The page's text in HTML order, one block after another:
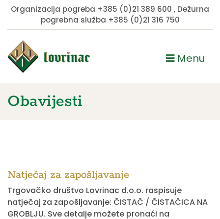
Organizacija pogreba +385 (0)21 389 600 , Dežurna
pogrebna služba +385 (0)21 316 750
Menu
Obavijesti
Natječaj za zapošljavanje
Trgovačko društvo Lovrinac d.o.o. raspisuje
natječaj za zapošljavanje: ČISTAČ / ČISTAČICA NA
GROBLJU. Sve detalje možete pronaći na